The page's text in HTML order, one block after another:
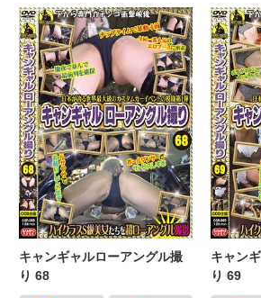
キャンギ
キャンギャルローアングル撮
り 68
キャン
り 69